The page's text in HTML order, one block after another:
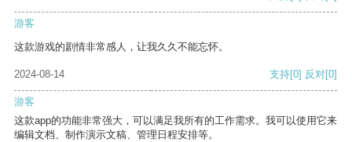
游客
这款游戏的剧情非常感人，让我久久不能忘怀。
2024-08-14 支持[0] 反对[0]
游客
这款app的功能非常强大，可以满足我所有的工作需求。我可以使用它来
编辑文档、制作演示文稿、管理日程安排等。